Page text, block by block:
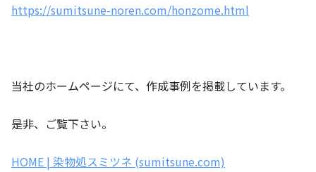
https://sumitsune-noren.com/honzome.html
当社のホームページにて、作成事例を掲載しています。
是非、ご覧下さい。
HOME | 染物処スミツネ (sumitsune.com)